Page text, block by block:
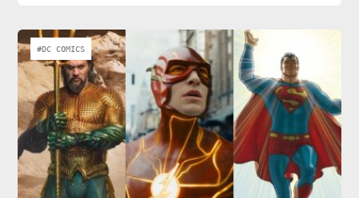
#DC COMICS